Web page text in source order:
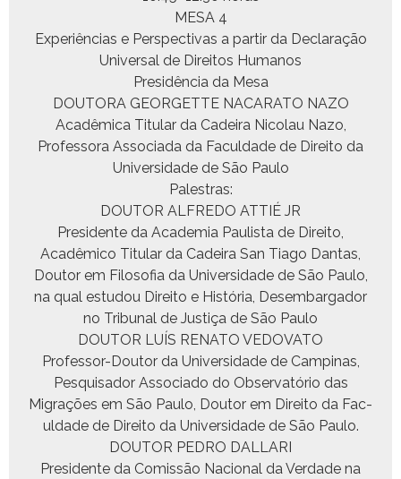
MESA 4
Exper­iên­cias e Per­spec­ti­vas a par­tir da Declar­ação
Uni­ver­sal de Dire­itos Humanos
Presidên­cia da Mesa
DOUTORA GEORGETTE NACARATO NAZO
Acadêmi­ca Tit­u­lar da Cadeira Nico­lau Nazo,
Pro­fes­so­ra Asso­ci­a­da da Fac­ul­dade de Dire­ito da
Uni­ver­si­dade de São Paulo
Palestras:
DOUTOR ALFREDO ATTIÉ JR
Pres­i­dente da Acad­e­mia Paulista de Dire­ito,
Acadêmi­co Tit­u­lar da Cadeira San Tia­go Dan­tas,
Doutor em Filosofia da Uni­ver­si­dade de São Paulo,
na qual estu­dou Dire­ito e História, Desem­bar­gador
no Tri­bunal de Justiça de São Paulo
DOUTOR LUÍS RENATO VEDOVATO
Pro­fes­sor-Doutor da Uni­ver­si­dade de Camp­inas,
Pesquisador Asso­ci­a­do do Obser­vatório das
Migrações em São Paulo, Doutor em Dire­ito da Fac­
ul­dade de Dire­ito da Uni­ver­si­dade de São Paulo.
DOUTOR PEDRO DALLARI
Pres­i­dente da Comis­são Nacional da Ver­dade na